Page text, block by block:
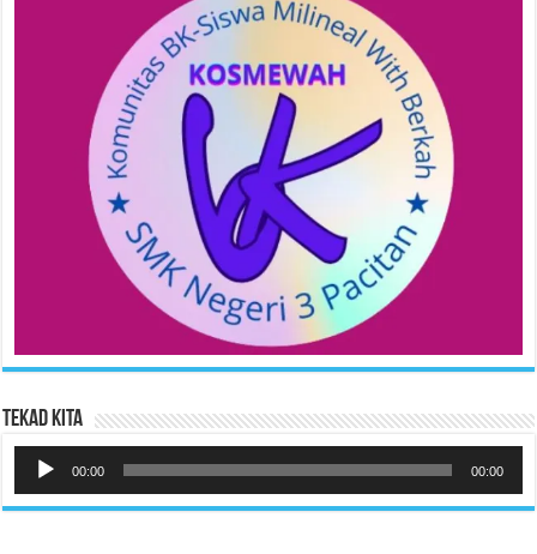
Tekad Kita
Audio
00:00 00:00